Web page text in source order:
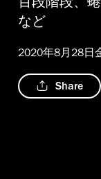
百段階段、
など
2020年8月28日
Share